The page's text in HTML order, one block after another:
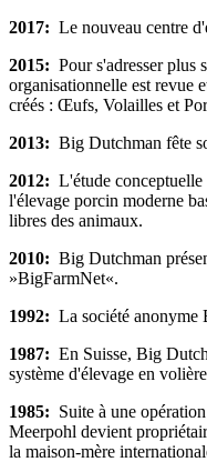
2017: Le nouveau centre
2015: Pour s'adresser plus
organisationnelle est revue
créés : Œufs, Volailles et
2013: Big Dutchman fête
2012: L'étude
l'élevage porcin moderne
libres des animaux.
2010: Big Dutchman
»BigFarmNet«.
1992: La société anonyme
1987: En Suisse, Big
système d'élevage en
1985: Suite à une
Meerpohl devient
la maison-mère